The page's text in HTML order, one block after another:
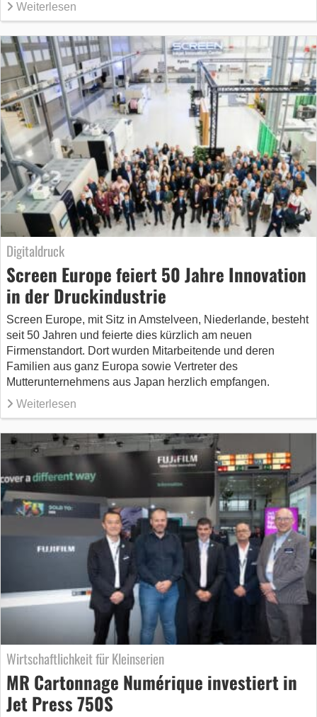
Weiterlesen
Digitaldruck
Screen Europe feiert 50 Jahre Innovation
in der Druckindustrie
Screen Europe, mit Sitz in Amstelveen, Niederlande, besteht
seit 50 Jahren und feierte dies kürzlich am neuen
Firmenstandort. Dort wurden Mitarbeitende und deren
Familien aus ganz Europa sowie Vertreter des
Mutterunternehmens aus Japan herzlich empfangen.
Weiterlesen
Wirtschaftlichkeit für Kleinserien
MR Cartonnage Numérique investiert in
Jet Press 750S